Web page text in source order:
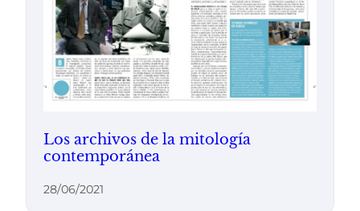
Los archivos de la mitología
contemporánea
28/06/2021